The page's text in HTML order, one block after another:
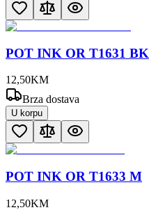
POT INK OR T1631 BK
12,50KM
Brza dostava
U korpu
POT INK OR T1633 M
12,50KM